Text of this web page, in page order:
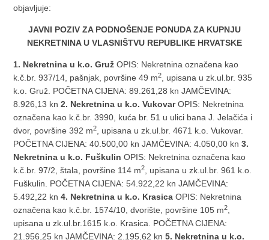
objavljuje:
JAVNI POZIV ZA PODNOŠENJE PONUDA ZA KUPNJU
NEKRETNINA U VLASNIŠTVU REPUBLIKE HRVATSKE
1. Nekretnina u k.o. Gruž OPIS: Nekretnina označena kao
k.č.br. 937/14, pašnjak, površine 49 m2
, upisana u zk.ul.br. 935
k.o. Gruž. POČETNA CIJENA: 89.261,28 kn JAMČEVINA:
8.926,13 kn2. Nekretnina u k.o. VukovarOPIS: Nekretnina
označena kao k.č.br. 3990, kuća br. 51 u ulici bana J. Jelačića i
dvor, površine 392 m2
, upisana u zk.ul.br. 4671 k.o. Vukovar.
POČETNA CIJENA: 40.500,00 kn JAMČEVINA: 4.050,00 kn3.
Nekretnina u k.o. Fuškulin OPIS: Nekretnina označena kao
k.č.br. 97/2, štala, površine 114 m2
, upisana u zk.ul.br. 961 k.o.
Fuškulin. POČETNA CIJENA: 54.922,22 kn JAMČEVINA:
5.492,22 kn4. Nekretnina u k.o. Krasica OPIS: Nekretnina
označena kao k.č.br. 1574/10, dvorište, površine 105 m2
upisana u zk.ul.br.1615 k.o. Krasica. POČETNA CIJENA:
21.956,25 kn JAMČEVINA: 2.195,62 kn5. Nekretnina u k.o.